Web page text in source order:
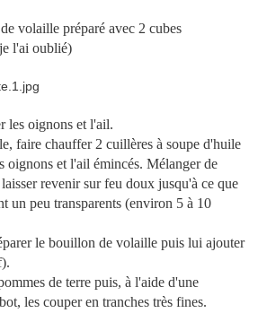
volaille préparé avec 2 cubes
l'ai oublié)
les oignons et l'ail.
faire chauffer 2 cuillères à soupe d'huile
oignons et l'ail émincés. Mélanger de
revenir sur feu doux jusqu'à ce que
un peu transparents (environ 5 à 10
le bouillon de volaille puis lui ajouter
de terre puis, à l'aide d'une
les couper en tranches très fines.